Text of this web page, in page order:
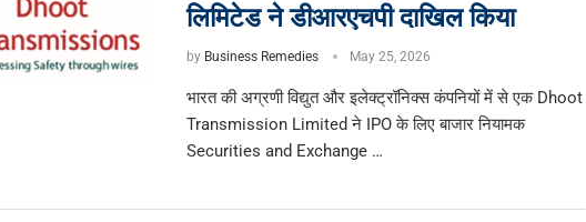
लिमिटेड ने डीआरएचपी दाखिल किया
by Business Remedies May 25, 2026
भारत की अग्रणी विद्युत और इलेक्ट्रॉनिक्स कंपनियों में से एक Dhoot
Transmission Limited ने IPO के लिए बाजार नियामक
Securities and Exchange …